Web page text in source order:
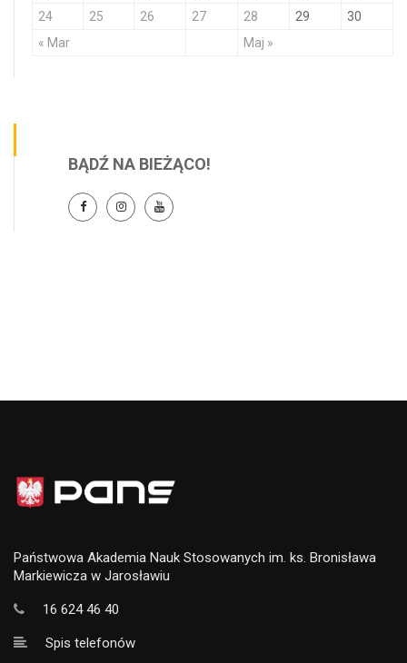
« Mar Maj »
24
25 26 27 28 29 30
BĄDŹ NA BIEŻĄCO!
Państwowa Akademia Nauk Stosowanych im. ks. Bronisława
Markiewicza w Jarosławiu
16 624 46 40
Spis telefonów